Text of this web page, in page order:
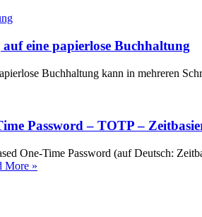
eine papierlose Buchhaltung
Buchhaltung kann in mehreren
Password – TOTP –
One-Time Password (auf Deutsch:
More »